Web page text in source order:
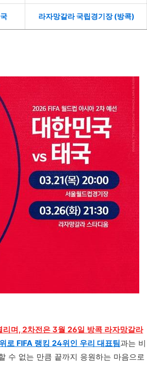
라자망갈라 국립경기장 (방콕)
며, 2차전은 3월 26일 방콕 라자망갈라
로 FIFA 랭킹 24위인 우리 대표팀과는 비
수 없는 만큼 끝까지 응원하는 마음으로